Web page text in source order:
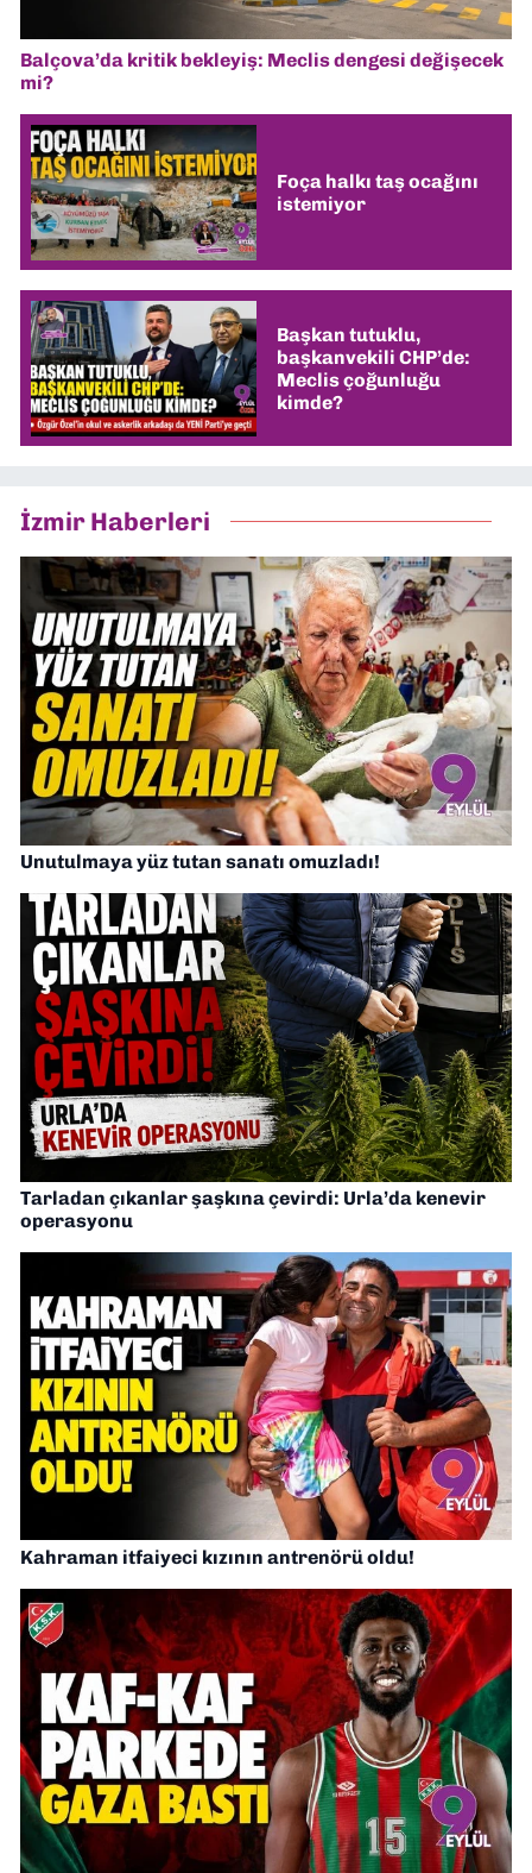
Balçova’da kritik bekleyiş: Meclis dengesi değişecek
mi?
Foça halkı taş ocağını
istemiyor
Başkan tutuklu,
başkanvekili CHP’de:
Meclis çoğunluğu
kimde?
İzmir Haberleri
Unutulmaya yüz tutan sanatı omuzladı!
Tarladan çıkanlar şaşkına çevirdi: Urla’da kenevir
operasyonu
Kahraman itfaiyeci kızının antrenörü oldu!